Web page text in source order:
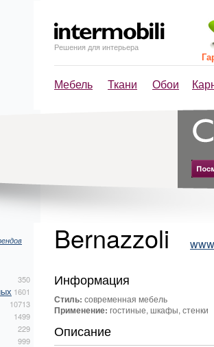
Решения для интерьера
Мебель Ткани Обои
350
1601
10713
1499
229
999
Bernazzoli
Информация
Стиль: современная мебель
Применение: гостиные, шкафы, стенки
Описание